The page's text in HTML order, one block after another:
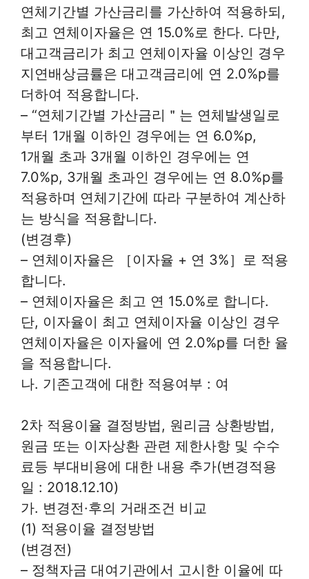
연체기간별 가산금리를 가산하여 적용하되,
최고 연체이자율은 연 15.0%로 한다. 다만,
대고객금리가 최고 연체이자율 이상인 경우
지연배상금률은 대고객금리에 연 2.0%p를
더하여 적용합니다.
– “연체기간별 가산금리＂는 연체발생일로
부터 1개월 이하인 경우에는 연 6.0%p,
1개월 초과 3개월 이하인 경우에는 연
7.0%p, 3개월 초과인 경우에는 연 8.0%p를
적용하며 연체기간에 따라 구분하여 계산하
는 방식을 적용합니다.
(변경후)
– 연체이자율은 ［이자율 + 연 3%］로 적용
합니다.
– 연체이자율은 최고 연 15.0%로 합니다.
단, 이자율이 최고 연체이자율 이상인 경우
연체이자율은 이자율에 연 2.0%p를 더한 율
을 적용합니다.
나. 기존고객에 대한 적용여부 : 여
2차 적용이율 결정방법, 원리금 상환방법,
원금 또는 이자상환 관련 제한사항 및 수수
료등 부대비용에 대한 내용 추가(변경적용
일 : 2018.12.10)
가. 변경전·후의 거래조건 비교
(1) 적용이율 결정방법
(변경전)
– 정책자금 대여기관에서 고시한 이율에 따